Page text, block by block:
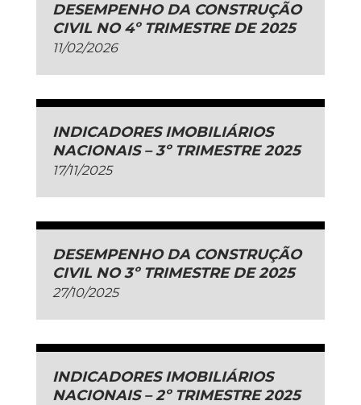
DESEMPENHO DA CONSTRUÇÃO
CIVIL NO 4º TRIMESTRE DE 2025
11/02/2026
INDICADORES IMOBILIÁRIOS
NACIONAIS – 3º TRIMESTRE 2025
17/11/2025
DESEMPENHO DA CONSTRUÇÃO
CIVIL NO 3º TRIMESTRE DE 2025
27/10/2025
INDICADORES IMOBILIÁRIOS
NACIONAIS – 2º TRIMESTRE 2025